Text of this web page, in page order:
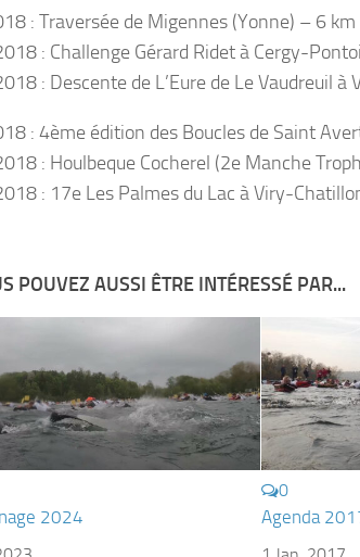
: Traversée de Migennes (Yonne) – 6 km
: Challenge Gérard Ridet à Cergy-
: Descente de L’Eure de Le Vaudreuil à
: 4ème édition des Boucles de Saint
: Houlbeque Cocherel (2e Manche
: 17e Les Palmes du Lac à Viry-
POUVEZ AUSSI ÊTRE INTÉRESSÉ PAR...
2024
0
Agenda